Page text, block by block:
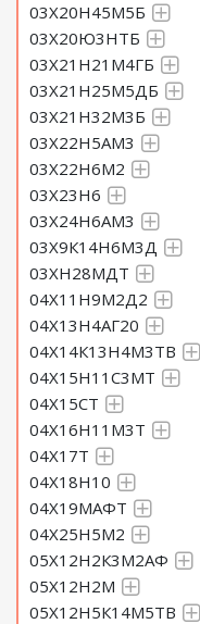
03Х20Н45М5Б
03Х20Ю3НТБ
03Х21Н21М4ГБ
03Х21Н25М5ДБ
03Х21Н32М3Б
03Х22Н5АМ3
03Х22Н6М2
03Х23Н6
03Х24Н6АМ3
03Х9К14Н6М3Д
03ХН28МДТ
04Х11Н9М2Д2
04Х13Н4АГ20
04Х14К13Н4М3ТВ
04Х15Н11С3МТ
04Х15СТ
04Х16Н11М3Т
04Х17Т
04Х18Н10
04Х19МАФТ
04Х25Н5М2
05Х12Н2К3М2АФ
05Х12Н2М
05Х12Н5К14М5ТВ